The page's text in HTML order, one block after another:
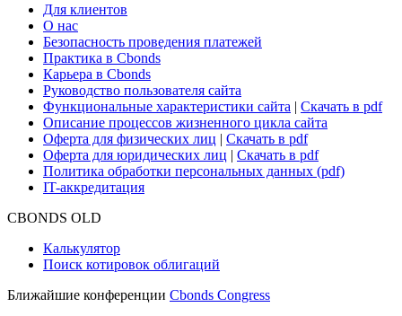
Для клиентов
О нас
Безопасность проведения платежей
Практика в Cbonds
Карьера в Cbonds
Руководство пользователя сайта
Функциональные характеристики сайта | Скачать в pdf
Описание процессов жизненного цикла сайта
Оферта для физических лиц | Скачать в pdf
Оферта для юридических лиц | Скачать в pdf
Политика обработки персональных данных (pdf)
IT-аккредитация
CBONDS OLD
Калькулятор
Поиск котировок облигаций
Ближайшие конференции Cbonds Congress